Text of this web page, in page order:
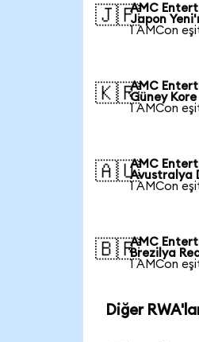
🇯🇵AMC
Japon
1 AMCon
🇰🇷AMC
Güney
1 AMCon
🇦🇺AMC
Avustralya
1 AMCon
🇧🇷AMC
Brezilya
1 AMCon
Diğer